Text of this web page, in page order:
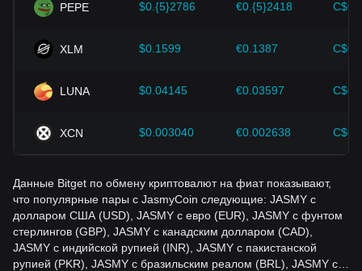
будущими изменениями цены JasmyCoin и
инвестиционные стратегии в условиях развивающегося
PEPE $0.{5}2786 €0.{5}2418
XLM $0.1599 €0.1387
LUNA $0.04145 €0.03597
XCN $0.003040 €0.002638
Данные Bitget по обмену криптовалют на фиат показывают,
что популярные пары с JasmyCoin следующие: JASMY с
долларом США (USD), JASMY с евро (EUR), JASMY с фунтом
стерлингов (GBP), JASMY с канадским долларом (CAD),
JASMY с индийской рупией (INR), JASMY с пакистанской
рупией (PKR), JASMY с бразильским реалом (BRL), JASMY с…